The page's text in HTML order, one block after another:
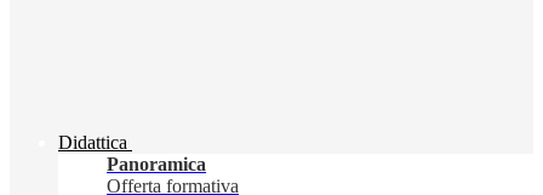
Didattica
Panoramica
Offerta formativa